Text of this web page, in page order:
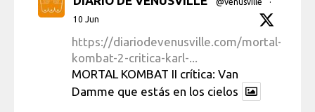
@venusville
·
10 Jun
https://diariodevenusville.com/mortal-
kombat-2-critica-karl-...
MORTAL KOMBAT II crítica: Van
Damme que estás en los cielos